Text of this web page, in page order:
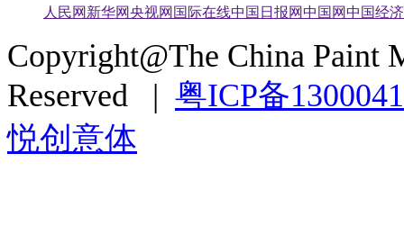
人民网 新华网央视网 国际在线中国日报网中国网中国经
Copyright@The China Paint
Reserved | 粤ICP备
悦创意体